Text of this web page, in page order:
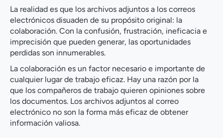
La realidad es que los archivos adjuntos a los correos
electrónicos disuaden de su propósito original: la
colaboración. Con la confusión, frustración, ineficacia e
imprecisión que pueden generar, las oportunidades
perdidas son innumerables.
La colaboración es un factor necesario e importante de
cualquier lugar de trabajo eficaz. Hay una razón por la
que los compañeros de trabajo quieren opiniones sobre
los documentos. Los archivos adjuntos al correo
electrónico no son la forma más eficaz de obtener
información valiosa.